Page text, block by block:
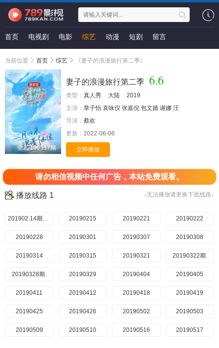
首页 电视剧 电影 综艺 动漫 短剧 留言
当前位置 首页 综艺 《妻子的浪漫旅行第二季》
全20190517期
妻子的浪漫旅行第二季 6.6
类型： 真人秀 大陆
2019
主演： 章子怡 袁咏仪 张嘉倪 包文婧 谢娜 汪
导演： 蔡欢
更新： 2022-06-06
立即播放
请勿相信视频中任何广告，本站免费观看。
↓无法播放请更换下面线路↓
播放线路 1
201902.14期先导片 20190215 20190221 20190222
20190228 20190301 20190307 20190308
20190314 20190315 20190321 20190322期.
20190328期. 20190329 20190404 20190405
20190411 20190412 20190418 20190419
20190425 20190426 20190502 20190503
20190509 20190510 20190516 20190517